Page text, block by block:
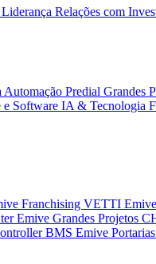
Liderança Relações com
Automação Predial Grandes
e Software IA & Tecnologia
Franchising VETTI
Emive Grandes Projetos
BMS Emive Portarias